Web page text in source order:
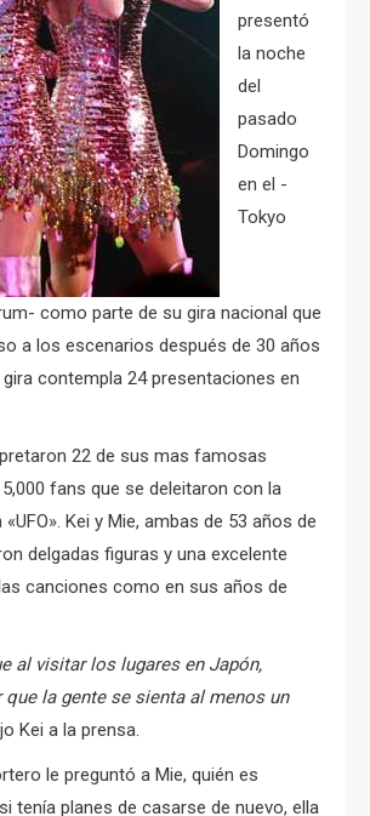
presentó
la noche
del
pasado
Domingo
en el -
Tokyo
como parte de su gira nacional que
a los escenarios después de 30 años
contempla 24 presentaciones en
22 de sus mas famosas
fans que se deleitaron con la
Kei y Mie, ambas de 53 años de
delgadas figuras y una excelente
canciones como en sus años de
al visitar los lugares en Japón,
que la gente se sienta al menos un
Kei a la prensa.
le preguntó a Mie, quién es
tenía planes de casarse de nuevo, ella